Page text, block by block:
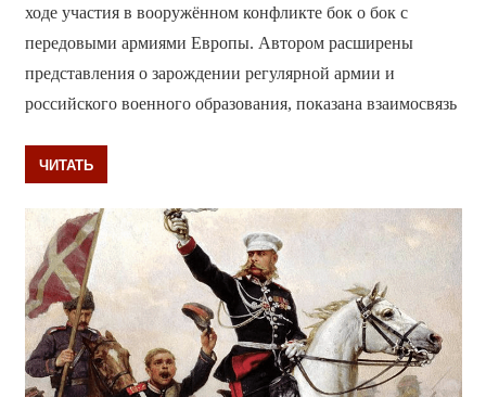
ходе участия в вооружённом конфликте бок о бок с
передовыми армиями Европы. Автором расширены
представления о зарождении регулярной армии и
российского военного образования, показана взаимосвязь
ЧИТАТЬ